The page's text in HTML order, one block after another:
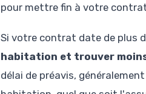
pour mettre fin à votre
Si votre contrat date de plus
habitation et trouver
délai de préavis,